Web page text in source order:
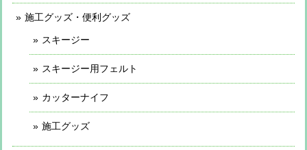
施工グッズ・便利グッズ
スキージー
スキージー用フェルト
カッターナイフ
施工グッズ